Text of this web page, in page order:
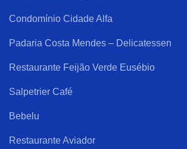
Condomínio Cidade Alfa
Padaria Costa Mendes – Delicatessen
Restaurante Feijão Verde Eusébio
Salpetrier Café
Bebelu
Restaurante Aviador